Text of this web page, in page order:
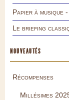
Papier à musique
Le briefing
NOUVEAUTÉS
Récompenses
Millésimes